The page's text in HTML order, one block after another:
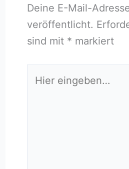
Deine E-Mail-
veröffentlicht.
sind mit * markiert
eingeben…